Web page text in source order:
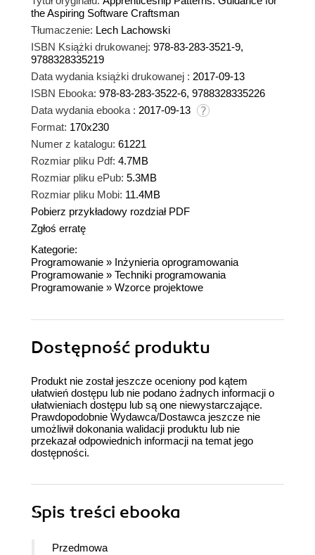
the Aspiring Software Craftsman
Tłumaczenie: Lech Lachowski
ISBN Książki drukowanej: 978-83-283-3521-9,
9788328335219
Data wydania książki drukowanej : 2017-09-13
ISBN Ebooka: 978-83-283-3522-6, 9788328335226
Data wydania ebooka : 2017-09-13
Format: 170x230
Numer z katalogu: 61221
Rozmiar pliku Pdf: 4.7MB
Rozmiar pliku ePub: 5.3MB
Rozmiar pliku Mobi: 11.4MB
Pobierz przykładowy rozdział PDF
Zgłoś erratę
Kategorie:
Programowanie » Inżynieria oprogramowania
Programowanie » Techniki programowania
Programowanie » Wzorce projektowe
Dostępność produktu
Produkt nie został jeszcze oceniony pod kątem
ułatwień dostępu lub nie podano żadnych informacji o
ułatwieniach dostępu lub są one niewystarczające.
Prawdopodobnie Wydawca/Dostawca jeszcze nie
umożliwił dokonania walidacji produktu lub nie
przekazał odpowiednich informacji na temat jego
dostępności.
Spis treści ebooka
Przedmowa